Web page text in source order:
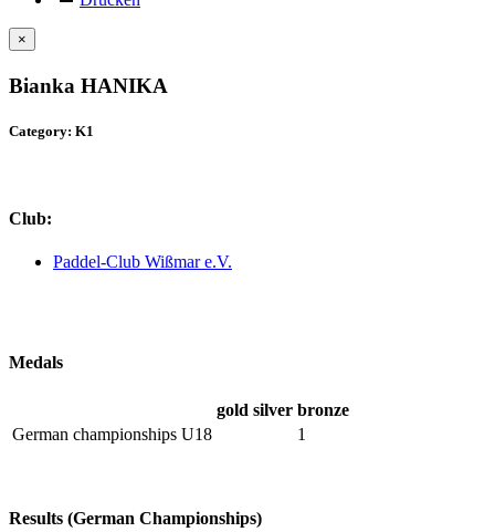
×
Bianka HANIKA
Category: K1
Club:
Paddel-Club Wißmar e.V.
Medals
gold silver bronze
German championships U18
1
Results (German Championships)